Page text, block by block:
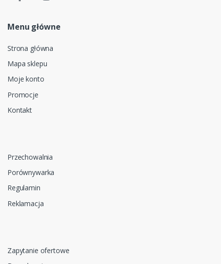
Menu główne
Strona główna
Mapa sklepu
Moje konto
Promocje
Kontakt
Przechowalnia
Porównywarka
Regulamin
Reklamacja
Zapytanie ofertowe